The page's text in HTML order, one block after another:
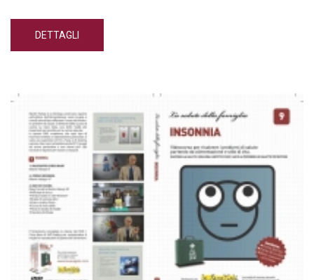
Contiene: corso teorico, corso di cucina e breve riassunto corso
DETTAGLI